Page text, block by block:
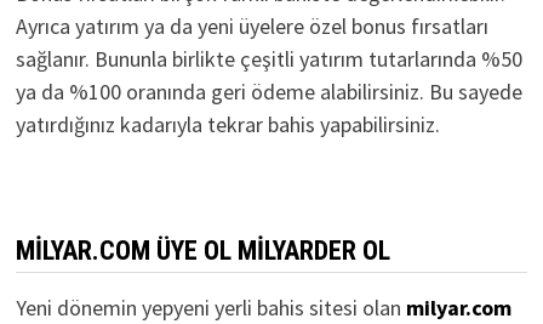
Ayrıca yatırım ya da yeni üyelere özel bonus fırsatları
sağlanır. Bununla birlikte çeşitli yatırım tutarlarında %50
ya da %100 oranında geri ödeme alabilirsiniz. Bu sayede
yatırdığınız kadarıyla tekrar bahis yapabilirsiniz.
MILYAR.COM ÜYE OL MILYARDER OL
Yeni dönemin yepyeni yerli bahis sitesi olan milyar.com